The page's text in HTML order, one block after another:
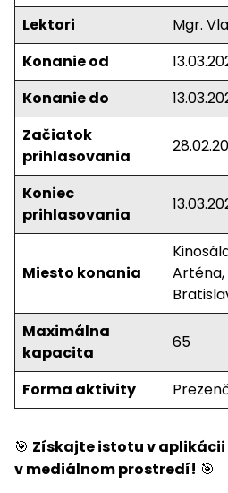
Lektori
Mgr.
Konanie od
Konanie do
Začiatok
prihlasovania
Koniec
prihlasovania
Miesto konania
Arténa,
Maximálna
kapacita
65
Forma aktivity
🎯 Získajte istotu v
v mediálnom prostredí! 🎯